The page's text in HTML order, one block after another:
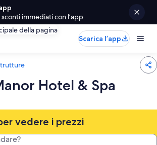
immediati con l’app
della pagina
Scarica l’app
Hotel & Spa
vedere i prezzi